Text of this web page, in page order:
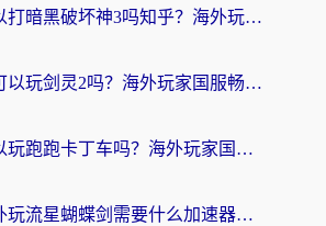
欧洲可以打暗黑破坏神3吗知乎？海外玩家国服游戏加速终极指南
在国外可以玩剑灵2吗？海外玩家国服畅玩终极指南（附永恒之塔明日方舟加速方案）
欧洲可以玩跑跑卡丁车吗？海外玩家国服游戏畅玩终极指南（附QQ炫舞剑网3解决方案）
人在国外玩流星蝴蝶剑需要什么加速器？老玩家亲测的终极解决方案